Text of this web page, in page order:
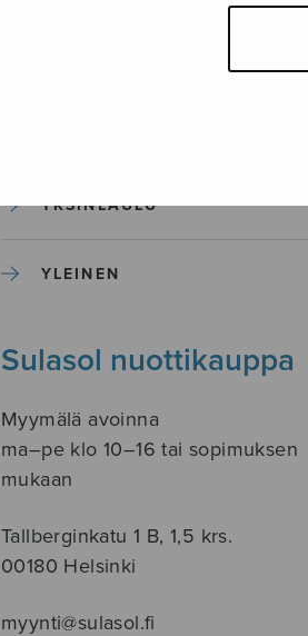
SOITINKOULUT JA OPPAAT
YKSINLAULU
YLEINEN
Sulasol nuottikauppa
Myymälä avoinna
ma–pe klo 10–16 tai sopimuksen
mukaan
Tallberginkatu 1 B, 1,5 krs.
00180 Helsinki
myynti@sulasol.fi